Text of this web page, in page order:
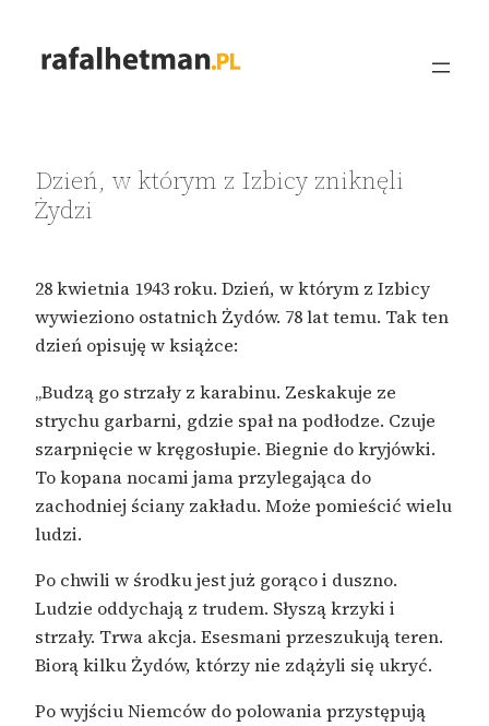
Dzień, w którym z Izbicy zniknęli
Żydzi
28 kwietnia 1943 roku. Dzień, w którym z Izbicy
wywieziono ostatnich Żydów. 78 lat temu. Tak ten
dzień opisuję w książce:
„Budzą go strzały z karabinu. Zeskakuje ze
strychu garbarni, gdzie spał na podłodze. Czuje
szarpnięcie w kręgosłupie. Biegnie do kryjówki.
To kopana nocami jama przylegająca do
zachodniej ściany zakładu. Może pomieścić wielu
ludzi.
Po chwili w środku jest już gorąco i duszno.
Ludzie oddychają z trudem. Słyszą krzyki i
strzały. Trwa akcja. Esesmani przeszukują teren.
Biorą kilku Żydów, którzy nie zdążyli się ukryć.
Po wyjściu Niemców do polowania przystępują